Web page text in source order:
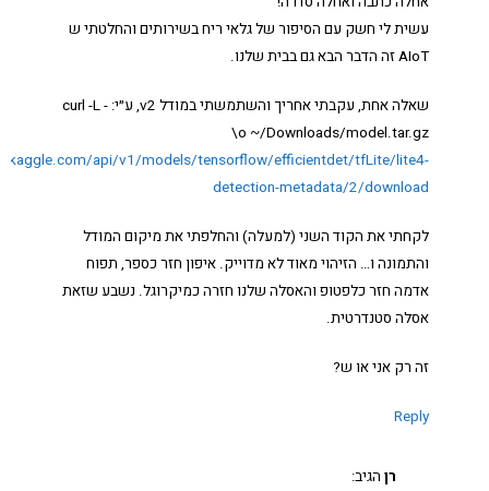
עשית לי חשק עם הסיפור של גלאי ריח בשירותים והחלטתי ש
AIoT זה הדבר הבא גם בבית שלנו.
שאלה אחת, עקבתי אחריך והשתמשתי במודל v2, ע״י: curl -L -
o ~/Downloads/model.tar.gz\
api/v1/models/tensorflow/efficientdet/tfLite/lite4-
detection-metadata/2/download
לקחתי את הקוד השני (למעלה) והחלפתי את מיקום המודל
והתמונה ו… הזיהוי מאוד לא מדוייק. איפון חזר כספר, תפוח
אדמה חזר כלפטופ והאסלה שלנו חזרה כמיקרוגל. נשבע שזאת
אסלה סטנדרטית.
זה רק אני או ש?
Reply
רן הגיב: